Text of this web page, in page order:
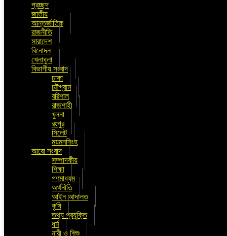
প্রচ্ছদ
জাতীয়
আন্তর্জাতিক
রাজনীতি
সারাদেশ
বিনোদন
খেলাধুলা
বিভাগীয় সংবাদ
ঢাকা
চট্টগ্রাম
বরিশাল
রাজশাহী
খুলনা
রংপুর
সিলেট
ময়মনসিংহ
আরো সংবাদ
সম্পাদকীয়
শিক্ষা
গণমাধ্যম
অর্থনীতি
আইন আদালত
কৃষি
তথ্য প্রযুক্তি
ধর্ম
নারী ও শিশু